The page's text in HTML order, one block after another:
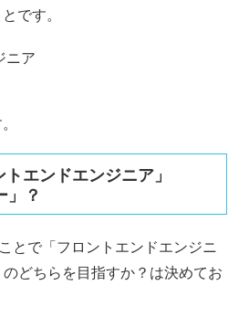
です。
ニア
エンドエンジニア」
」？
とで「フロントエンドエンジニ
どちらを目指すか？は決めてお